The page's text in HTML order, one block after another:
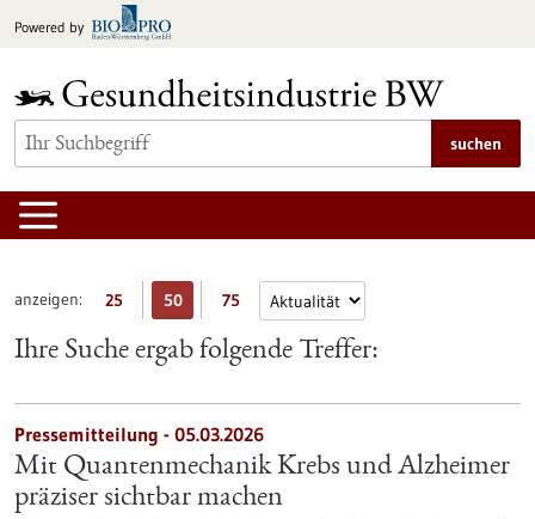
Inhalt
Powered by
suchen
anzeigen: 25 50 75
Ihre Suche ergab folgende Treffer:
Pressemitteilung - 05.03.2026
Mit Quantenmechanik Krebs und Alzheimer
präziser sichtbar machen